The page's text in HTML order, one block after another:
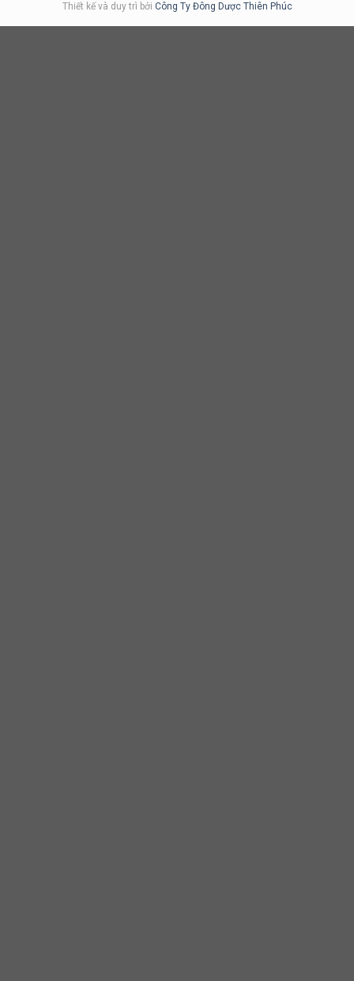
Thiết kế và duy trì bởi Công Ty Đông Dược Thiên Phúc